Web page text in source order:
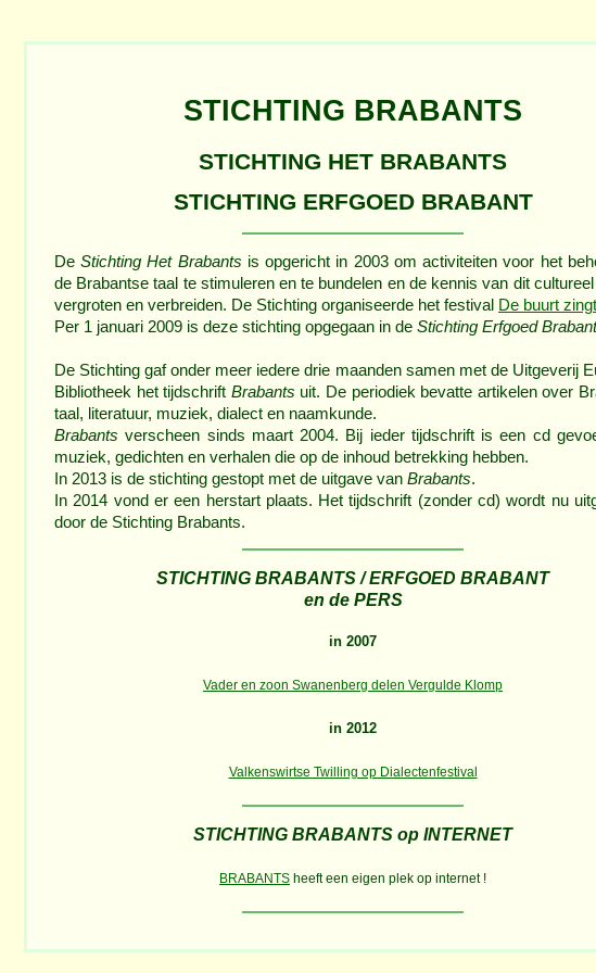
STICHTING BRABANTS
STICHTING HET BRABANTS
STICHTING ERFGOED BRABANT
DeStichting Het Brabants is opgericht in 2003 om activiteiten voor het
de Brabantse taal te stimuleren en te bundelen en de kennis van dit
vergroten en verbreiden. De Stichting organiseerde het festival De buurt
Per 1 januari 2009 is deze stichting opgegaan in de Stichting Erfgoed Brabant
De Stichting gaf onder meer iedere drie maanden samen met de Uitgeverij
Bibliotheek het tijdschrift Brabants uit. De periodiek bevatte artikelen over
taal, literatuur, muziek, dialect en naamkunde.
Brabants verscheen sinds maart 2004. Bij ieder tijdschrift is een cd
muziek, gedichten en verhalen die op de inhoud betrekking hebben.
In 2013 is de stichting gestopt met de uitgave van Brabants.
In 2014 vond er een herstart plaats. Het tijdschrift (zonder cd) wordt nu
door de Stichting Brabants.
STICHTING BRABANTS / ERFGOED BRABANT
en de PERS
in 2007
Vader en zoon Swanenberg delen Vergulde Klomp
in 2012
Valkenswirtse Twilling op Dialectenfestival
STICHTING BRABANTS op INTERNET
BRABANTS heeft een eigen plek op internet !